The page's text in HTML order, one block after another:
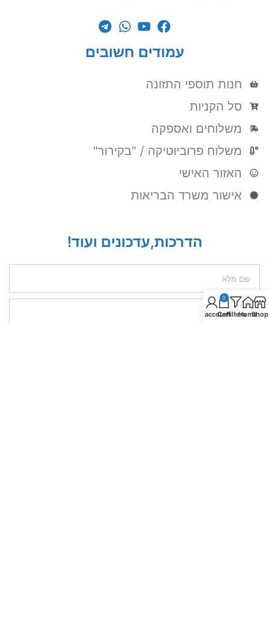
עמודים חשובים
חנות תוספי התזונה
סל הקניות
משלוחים ואספקה
משלוח פרוביוטיקה / "בקירור"
האזור האישי
אישור משרד הבריאות
הדרכות,עדכונים ועוד!
Shop
Home
Filters
0
Cart
My account